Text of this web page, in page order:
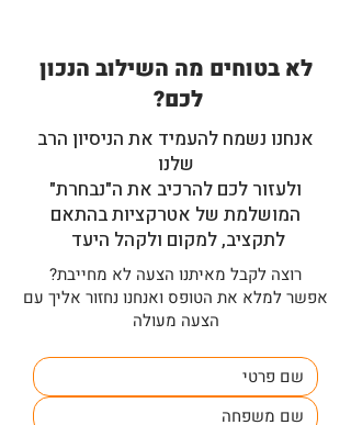
לא בטוחים מה השילוב הנכון
לכם?
אנחנו נשמח להעמיד את הניסיון הרב
שלנו
ולעזור לכם להרכיב את ה"נבחרת"
המושלמת של אטרקציות בהתאם
לתקציב, למקום ולקהל היעד
רוצה לקבל מאיתנו הצעה לא מחייבת?
אפשר למלא את הטופס ואנחנו נחזור אליך עם
הצעה מעולה